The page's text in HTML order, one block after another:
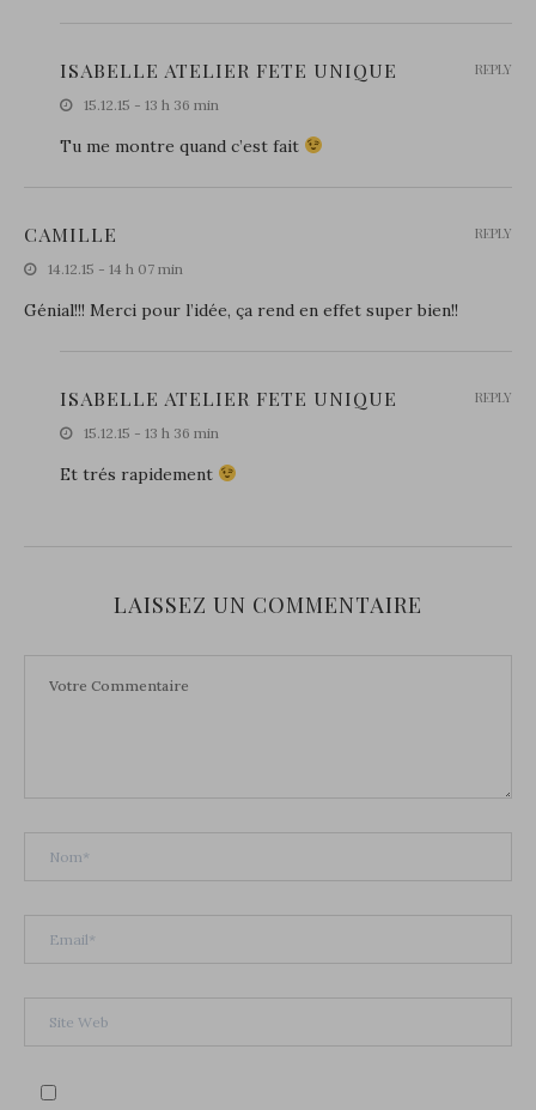
ISABELLE ATELIER FETE UNIQUE
15.12.15 - 13 h 36 min
Tu me montre quand c’est fait
REPLY
CAMILLE
14.12.15 - 14 h 07 min
Génial!!! Merci pour l’idée, ça rend en effet super bien!!
REPLY
ISABELLE ATELIER FETE UNIQUE
15.12.15 - 13 h 36 min
Et trés rapidement
REPLY
LAISSEZ UN COMMENTAIRE